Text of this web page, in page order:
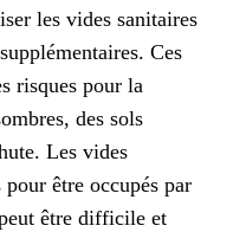
les vides sanitaires
Ces
risques pour la
des sols
Les vides
être occupés par
être difficile et